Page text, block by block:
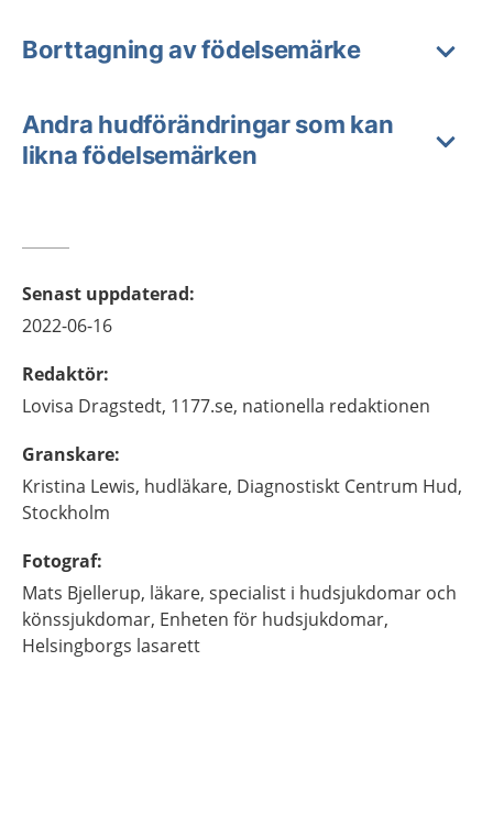
Borttagning av födelsemärke
Andra hudförändringar som kan
likna födelsemärken
Senast uppdaterad:
2022-06-16
Redaktör:
Lovisa Dragstedt, 1177.se, nationella redaktionen
Granskare:
Kristina Lewis, hudläkare, Diagnostiskt Centrum Hud,
Stockholm
Fotograf:
Mats Bjellerup, läkare, specialist i hudsjukdomar och
könssjukdomar, Enheten för hudsjukdomar,
Helsingborgs lasarett